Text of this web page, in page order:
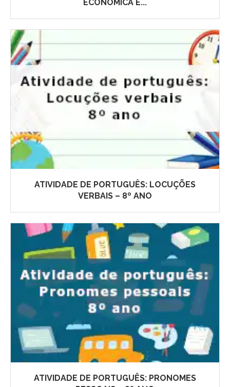
ECONÔMICA E...
ATIVIDADE DE PORTUGUÊS: LOCUÇÕES
VERBAIS – 8º ANO
ATIVIDADE DE PORTUGUÊS: PRONOMES